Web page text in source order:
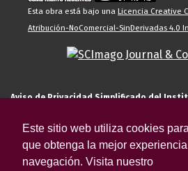
Este sitio web utiliza cookies
que obtenga la mejor
navegación. Visita nuestro
Esta obra está bajo una Licencia Creative
Atribución-NoComercial-SinDerivadas 4.0
Aviso de Privacidad Simplificado del
El Instituto de Investigaciones Estéticas de la
tratamiento de sus datos personales para el
alumno, docente, personal de la entidad
invitado externo (nacional o extranjero),